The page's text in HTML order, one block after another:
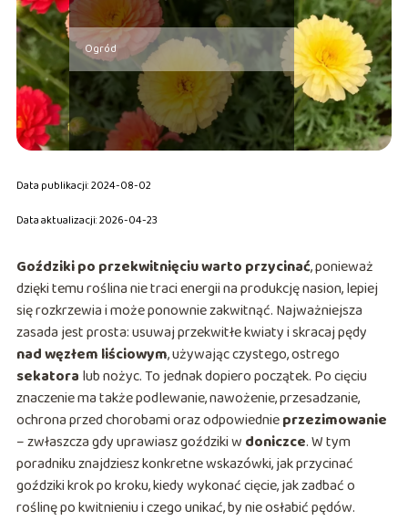
Ogród
Data publikacji: 2024-08-02
Data aktualizacji: 2026-04-23
Goździki po przekwitnięciu warto przycinać, ponieważ
dzięki temu roślina nie traci energii na produkcję nasion, lepiej
się rozkrzewia i może ponownie zakwitnąć. Najważniejsza
zasada jest prosta: usuwaj przekwitłe kwiaty i skracaj pędy
nad węzłem liściowym, używając czystego, ostrego
sekatora lub nożyc. To jednak dopiero początek. Po cięciu
znaczenie ma także podlewanie, nawożenie, przesadzanie,
ochrona przed chorobami oraz odpowiednieprzezimowanie
– zwłaszcza gdy uprawiasz goździki w doniczce. W tym
poradniku znajdziesz konkretne wskazówki, jak przycinać
goździki krok po kroku, kiedy wykonać cięcie, jak zadbać o
roślinę po kwitnieniu i czego unikać, by nie osłabić pędów.